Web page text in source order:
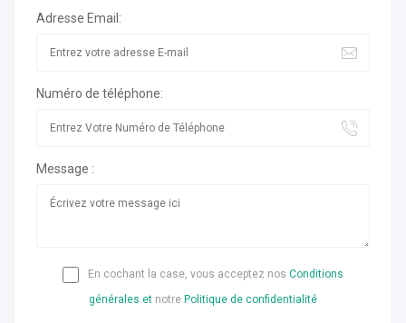
Adresse Email:
Numéro de téléphone:
Message :
En cochant la case, vous acceptez nos Conditions
générales et notre Politique de confidentialité